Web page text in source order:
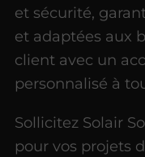
et sécurité,
et adaptées aux
client avec un
personnalisé à
Sollicitez Solair
pour vos projets